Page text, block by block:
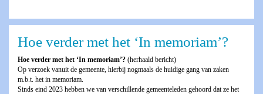
Hoe verder met het ‘In memoriam’?
Hoe verder met het ‘In memoriam’? (herhaald bericht)
Op verzoek vanuit de gemeente, hierbij nogmaals de huidige gang van zaken
m.b.t. het in memoriam.
Sinds eind 2023 hebben we van verschillende gemeenteleden gehoord dat ze het